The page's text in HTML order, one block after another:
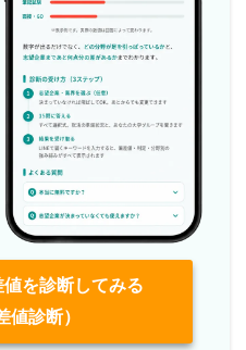
を診断してみる
値診断）